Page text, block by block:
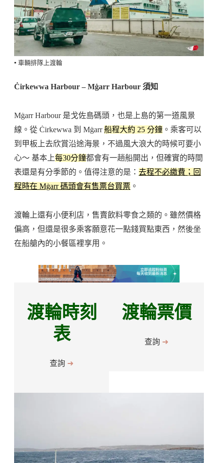
▪️ 車輛排隊上渡輪
Ċirkewwa Harbour – Mġarr Harbour 須知
Mġarr Harbour 是戈佐島碼頭，也是上島的第一道風景
線。從 Ċirkewwa 到 Mġarr船程大約 25 分鐘 。乘客可以
到甲板上去欣賞沿途海景，不過風大浪大的時候可要小
心～ 基本上每30分鐘都會有一趟船開出，但確實的時間
表還是有分季節的。值得注意的是： 去程不必繳費；回
程時在 Mġarr 碼頭會有售票台買票 。
渡輪上還有小便利店，售賣飲料零食之類的。雖然價格
偏高，但還是很多乘客願意花一點錢買點東西，然後坐
在船艙內的小餐區裡享用。
渡輪時刻
表
查詢 ➜
渡輪票價
查詢 ➜